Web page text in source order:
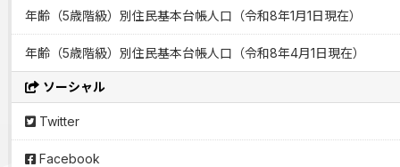
年齢（5歳階級）別住民基本台帳人口（令和8年1月1日現在）
年齢（5歳階級）別住民基本台帳人口（令和8年4月1日現在）
ソーシャル
Twitter
Facebook